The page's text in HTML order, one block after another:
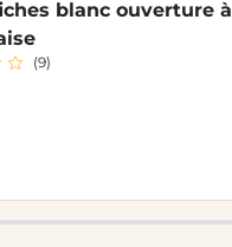
blanc ouverture à
(9)